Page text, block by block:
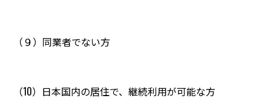
（９）同業者でない方
（10）日本国内の居住で、継続利用が可能な方